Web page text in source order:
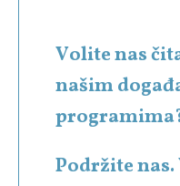
Volite nas
našim
Podržite nas.